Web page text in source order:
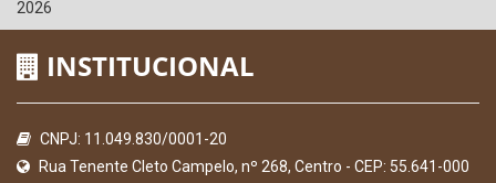
2026
INSTITUCIONAL
CNPJ: 11.049.830/0001-20
Rua Tenente Cleto Campelo, nº 268, Centro - CEP: 55.641-000